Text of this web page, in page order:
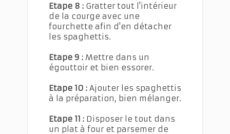
Etape 8 : Gratter tout l'intérieur
de la courge avec une
fourchette afin d'en détacher
les spaghettis.
Etape 9 : Mettre dans un
égouttoir et bien essorer.
Etape 10 : Ajouter les spaghettis
à la préparation, bien mélanger.
Etape 11 : Disposer le tout dans
un plat à four et parsemer de